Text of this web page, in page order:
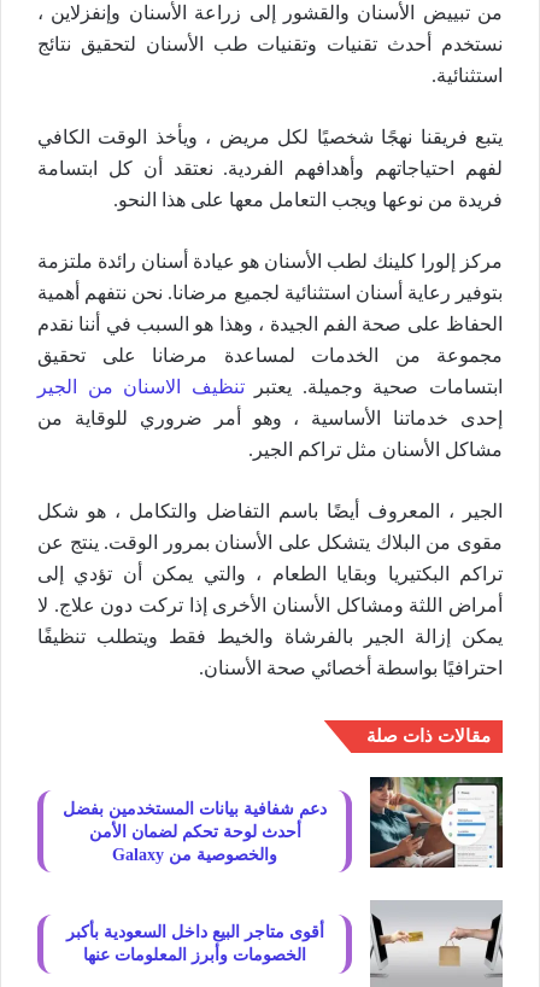
من تبييض الأسنان والقشور إلى زراعة الأسنان وإنفزلاين ،
نستخدم أحدث تقنيات وتقنيات طب الأسنان لتحقيق نتائج
استثنائية.
يتبع فريقنا نهجًا شخصيًا لكل مريض ، ويأخذ الوقت الكافي
لفهم احتياجاتهم وأهدافهم الفردية. نعتقد أن كل ابتسامة
فريدة من نوعها ويجب التعامل معها على هذا النحو.
مركز إلورا كلينك لطب الأسنان هو عيادة أسنان رائدة ملتزمة
بتوفير رعاية أسنان استثنائية لجميع مرضانا. نحن نتفهم أهمية
الحفاظ على صحة الفم الجيدة ، وهذا هو السبب في أننا نقدم
مجموعة من الخدمات لمساعدة مرضانا على تحقيق
ابتسامات صحية وجميلة. يعتبرتنظيف الاسنان من الجير
إحدى خدماتنا الأساسية ، وهو أمر ضروري للوقاية من
مشاكل الأسنان مثل تراكم الجير.
الجير ، المعروف أيضًا باسم التفاضل والتكامل ، هو شكل
مقوى من البلاك يتشكل على الأسنان بمرور الوقت. ينتج عن
تراكم البكتيريا وبقايا الطعام ، والتي يمكن أن تؤدي إلى
أمراض اللثة ومشاكل الأسنان الأخرى إذا تركت دون علاج. لا
يمكن إزالة الجير بالفرشاة والخيط فقط ويتطلب تنظيفًا
احترافيًا بواسطة أخصائي صحة الأسنان.
مقالات ذات صلة
دعم شفافية بيانات المستخدمين بفضل
أحدث لوحة تحكم لضمان الأمن
والخصوصية من Galaxy
أقوى متاجر البيع داخل السعودية بأكبر
الخصومات وأبرز المعلومات عنها